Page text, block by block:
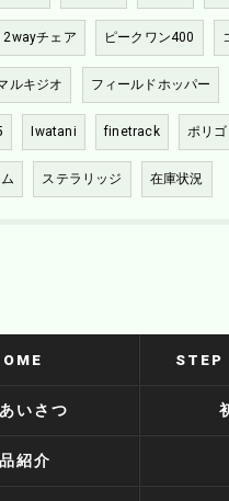
2wayチェア ピークワン400
ルキジオ フィールドホッパー
Iwatani finetrack ポリゴ
ステラリッジ 在庫状況
STEP
いさつ
紹介